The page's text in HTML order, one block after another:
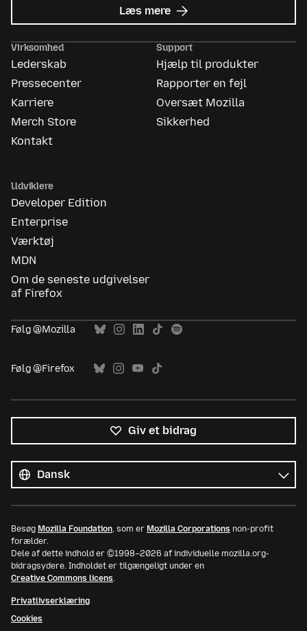
Læs mere om
Mozilla
Virksomhed
Lederskab
Pressecenter
Karriere
Merch Store
Kontakt
Support
Hjælp til produkter
Rapporter en fejl
Oversæt Mozilla
Sikkerhed
Udviklere
Developer Edition
Enterprise
Værktøj
MDN
Om de seneste udgivelser
af Firefox
Følg @Mozilla
Følg @Firefox
Giv et bidrag
sprog
Sprog
Besøg Mozilla Foundation, som er Mozilla Corporations non-profit
forælder.
Dele af dette indhold er ©1998–2026 af individuelle mozilla.org-
bidragsydere. Indholdet er tilgængeligt under en
Creative Commons licens.
Privatlivserklæring
Cookies